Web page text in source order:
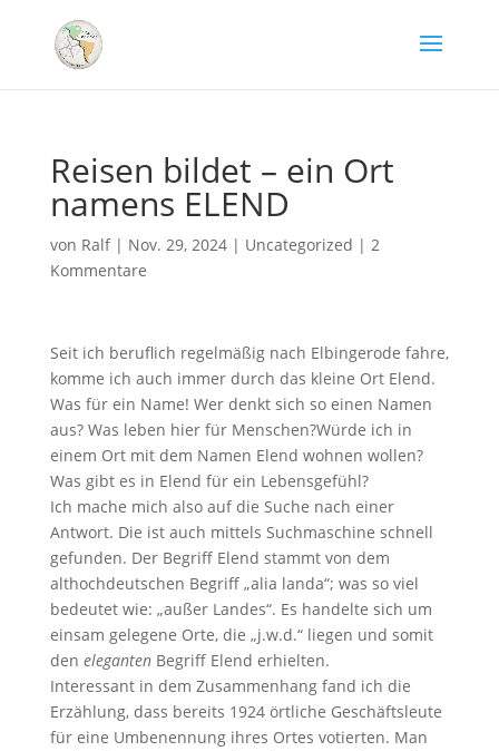
Reisen bildet – ein Ort
namens ELEND
von Ralf| Nov. 29, 2024| Uncategorized | 2
Kommentare
Seit ich beruflich regelmäßig nach Elbingerode fahre,
komme ich auch immer durch das kleine Ort Elend.
Was für ein Name! Wer denkt sich so einen Namen
aus? Was leben hier für Menschen?Würde ich in
einem Ort mit dem Namen Elend wohnen wollen?
Was gibt es in Elend für ein Lebensgefühl?
Ich mache mich also auf die Suche nach einer
Antwort. Die ist auch mittels Suchmaschine schnell
gefunden. Der Begriff Elend stammt von dem
althochdeutschen Begriff „alia landa“; was so viel
bedeutet wie: „außer Landes“. Es handelte sich um
einsam gelegene Orte, die „j.w.d.“ liegen und somit
den elegantenBegriff Elend erhielten.
Interessant in dem Zusammenhang fand ich die
Erzählung, dass bereits 1924 örtliche Geschäftsleute
für eine Umbenennung ihres Ortes votierten. Man